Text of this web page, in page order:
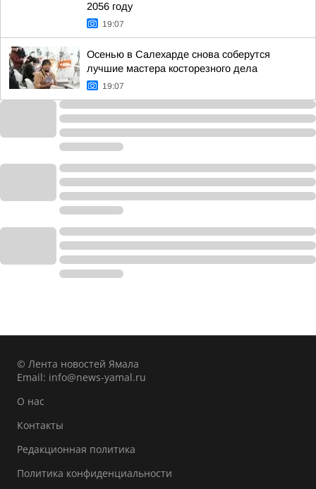
2056 году
19:07
Осенью в Салехарде снова соберутся
лучшие мастера косторезного дела
19:07
© Лента новостей Ямала
Email: info@news-yamal.ru
О нас
Контакты
Редакционная политика
Политика конфиденциальности